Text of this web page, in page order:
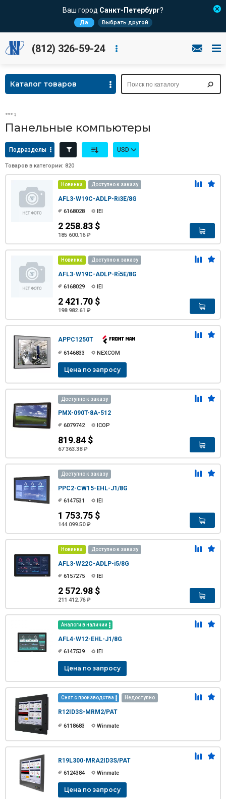
Ваш город Санкт-Петербург?
Да Выбрать другой
(812) 326-59-24
Каталог товаров
Панельные компьютеры
Подразделы USD
Товаров в категории: 820
Новинка Доступно к заказу
AFL3-W19C-ADLP-Ri3E/8G
6168028 IEI
2 258.83 $
185 600.16 ₽
Новинка Доступно к заказу
AFL3-W19C-ADLP-Ri5E/8G
6168029 IEI
2 421.70 $
198 982.61 ₽
APPC1250T
6146833 NEXCOM
Цена по запросу
Доступно к заказу
PMX-090T-8A-512
6079742 ICOP
819.84 $
67 363.38 ₽
Доступно к заказу
PPC2-CW15-EHL-J1/8G
6147531 IEI
1 753.75 $
144 099.50 ₽
Новинка Доступно к заказу
AFL3-W22C-ADLP-i5/8G
6157275 IEI
2 572.98 $
211 412.76 ₽
Аналоги в наличии
AFL4-W12-EHL-J1/8G
6147539 IEI
Цена по запросу
Снят с производства Недоступно
R12ID3S-MRM2/PAT
6118683 Winmate
R19L300-MRA2ID3S/PAT
6124384 Winmate
Цена по запросу